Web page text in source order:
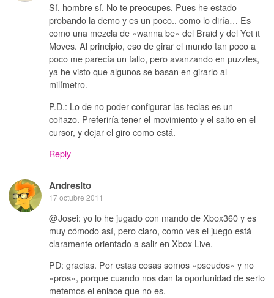
Sí, hombre sí. No te preocupes. Pues he estado
probando la demo y es un poco.. como lo diría… Es
como una mezcla de «wanna be» del Braid y del Yet it
Moves. Al principio, eso de girar el mundo tan poco a
poco me parecía un fallo, pero avanzando en puzzles,
ya he visto que algunos se basan en girarlo al
milímetro.
P.D.: Lo de no poder configurar las teclas es un
coñazo. Preferiría tener el movimiento y el salto en el
cursor, y dejar el giro como está.
Reply
Andresito
17 octubre 2011
@Josei: yo lo he jugado con mando de Xbox360 y es
muy cómodo así, pero claro, como ves el juego está
claramente orientado a salir en Xbox Live.
PD: gracias. Por estas cosas somos «pseudos» y no
«pros», porque cuando nos dan la oportunidad de serlo
metemos el enlace que no es.